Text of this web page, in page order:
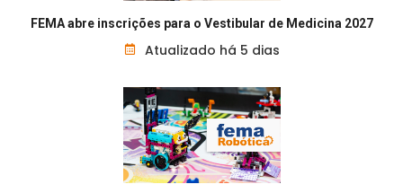
FEMA abre inscrições para o Vestibular de Medicina 2027
Atualizado há 5 dias